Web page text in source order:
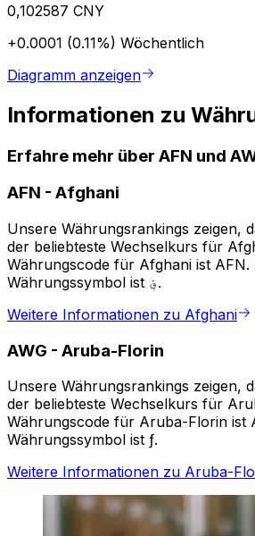
0,102587 CNY
+0.0001 (0.11%) Wöchentlich
Diagramm anzeigen
Informationen zu
Erfahre mehr über AFN und
AFN - Afghani
Unsere Währungsrankings zeigen,
der beliebteste Wechselkurs für
Währungscode für Afghani ist AFN.
Währungssymbol ist ؋.
Weitere Informationen zu Afghani
AWG - Aruba-Florin
Unsere Währungsrankings zeigen,
der beliebteste Wechselkurs für
Währungscode für Aruba-Florin ist
Währungssymbol ist ƒ.
Weitere Informationen zu Aruba-